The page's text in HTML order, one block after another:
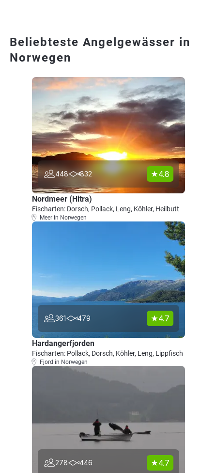
Beliebteste Angelgewässer in
Norwegen
448 832 4.8
Nordmeer (Hitra)
Fischarten: Dorsch, Pollack, Leng, Köhler, Heilbutt
Meer in Norwegen
361 479 4.7
Hardangerfjorden
Fischarten: Pollack, Dorsch, Köhler, Leng, Lippfisch
Fjord in Norwegen
278 446 4.7